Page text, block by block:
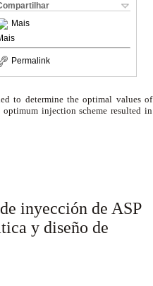
Mais
Permalink
to determine the optimal values of
injection scheme resulted in
inyección de ASP
y diseño de